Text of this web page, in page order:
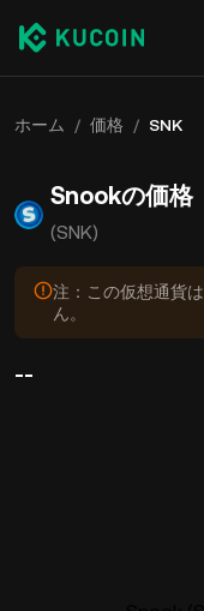
ホーム / 価格 / SNK
Snookの価格
(SNK)
注：この仮想通貨
ん。
--